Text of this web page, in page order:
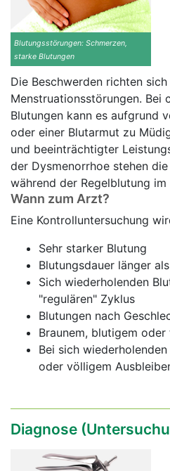
Blutungsstörungen: Schmerzen,
starke Blutungen
Die Beschwerden richten
Menstruationsstörungen. Bei
Blutungen kann es aufgrund
oder einer Blutarmut zu
und beeinträchtigter
der Dysmenorrhoe stehen
während der Regelblutung im
Wann zum Arzt?
Eine Kontrolluntersuchung
Sehr starker Blutung
Blutungsdauer länger
Sich wiederholenden
"regulären" Zyklus
Blutungen nach
Braunem, blutigem
Bei sich
oder völligem
Diagnose